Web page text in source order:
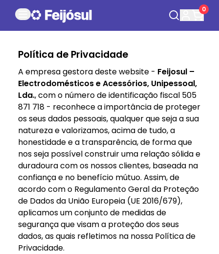
0
Política de Privacidade
A empresa gestora deste website - Feijosul –
Electrodomésticos e Acessórios, Unipessoal,
Lda., com o número de identificação fiscal 505
871 718 - reconhece a importância de proteger
os seus dados pessoais, qualquer que seja a sua
natureza e valorizamos, acima de tudo, a
honestidade e a transparência, de forma que
nos seja possível construir uma relação sólida e
duradoura com os nossos clientes, baseada na
confiança e no benefício mútuo. Assim, de
acordo com o Regulamento Geral da Proteção
de Dados da União Europeia (UE 2016/679),
aplicamos um conjunto de medidas de
segurança que visam a proteção dos seus
dados, as quais refletimos na nossa Política de
Privacidade.